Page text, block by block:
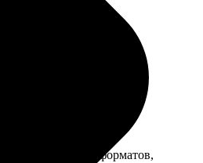
для больших форматов,